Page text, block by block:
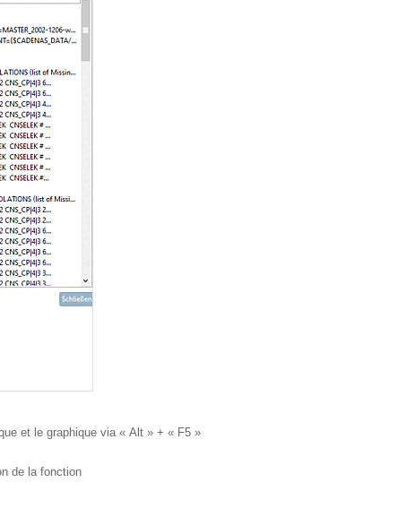
et le graphique via « Alt » + « F5 »
de la fonction